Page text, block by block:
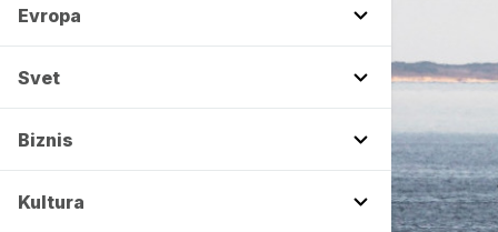
Evropa
Svet
Biznis
Kultura